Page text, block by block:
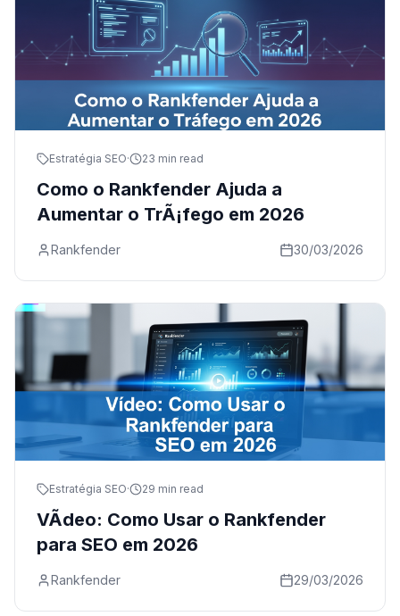
Estratégia SEO· 23 min read
Como o Rankfender Ajuda a
Aumentar o TrÃ¡fego em 2026
Rankfender 30/03/2026
Estratégia SEO· 29 min read
VÃ­deo: Como Usar o Rankfender
para SEO em 2026
Rankfender 29/03/2026